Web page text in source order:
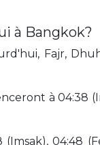
à Bangkok?
Fajr,
à 04:38
04:48